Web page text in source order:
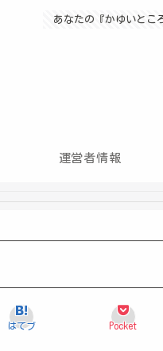
あなたの『かゆいとこ
運営者情報
はてブ Pocket